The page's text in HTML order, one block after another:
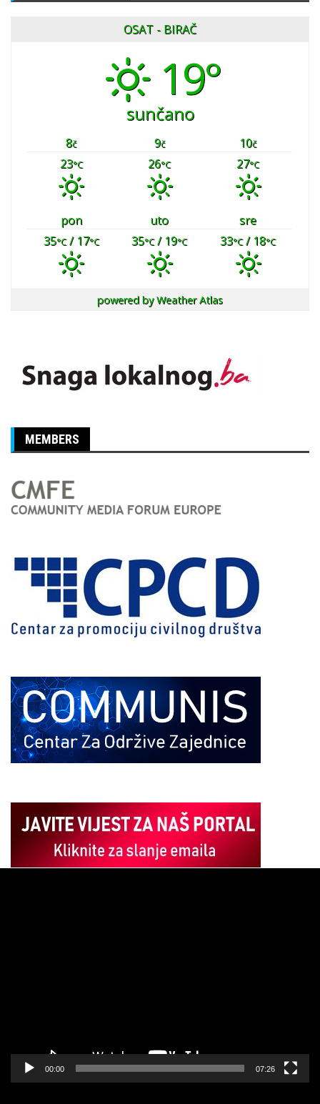
OSAT - BIRAČ
19°
sunčano
8č 9č 10č
23°C 26°C 27°C
pon uto
sre
35°C/ 17°C 35°C/ 19°C 33°C/ 18°C
powered byWeather Atlas
MEMBERS
00:00 07:26